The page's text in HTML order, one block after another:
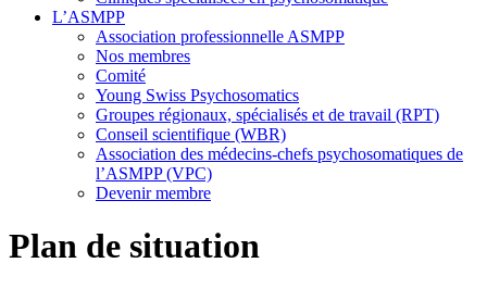
L’ASMPP
Association professionnelle ASMPP
Nos membres
Comité
Young Swiss Psychosomatics
Groupes régionaux, spécialisés et de travail (RPT)
Conseil scientifique (WBR)
Association des médecins-chefs psychosomatiques de
l’ASMPP (VPC)
Devenir membre
Plan de situation